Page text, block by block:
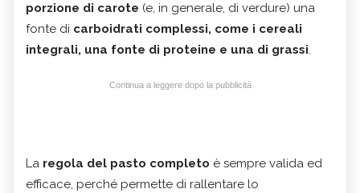
porzione di carote (e, in generale, di verdure) una
fonte di carboidrati complessi, come i cereali
integrali, una fonte di proteine e una di grassi.
Continua a leggere dopo la pubblicità
La regola del pasto completo è sempre valida ed
efficace, perché permette di rallentare lo